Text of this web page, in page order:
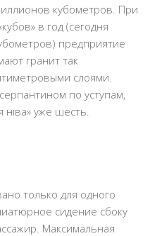
кубометров. При
в год (сегодня
предприятие
гранит так
слоями.
по уступам,
ніва» уже шесть.
только для одного
сидение сбоку
Максимальная